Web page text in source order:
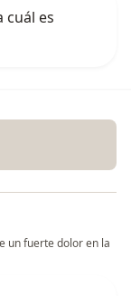
cuál es
un fuerte dolor en la